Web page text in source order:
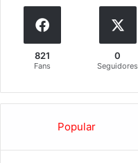
821
Fans
0
Seguidores
Popular